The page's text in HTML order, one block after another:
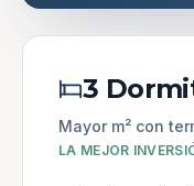
3
Mayor m² con
LA MEJOR